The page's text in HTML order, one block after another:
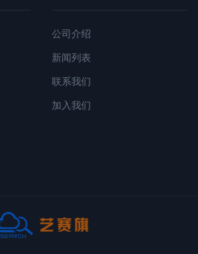
公司介绍
新闻列表
联系我们
加入我们